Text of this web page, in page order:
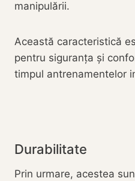
manipulării.
Această caracteristică
pentru siguranța și
timpul antrenamentelor
Durabilitate
Prin urmare, acestea